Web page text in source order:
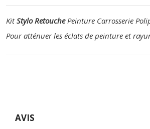
KitStylo RetouchePeinture Carrosserie
Pour atténuer les éclats de peinture et
AVIS